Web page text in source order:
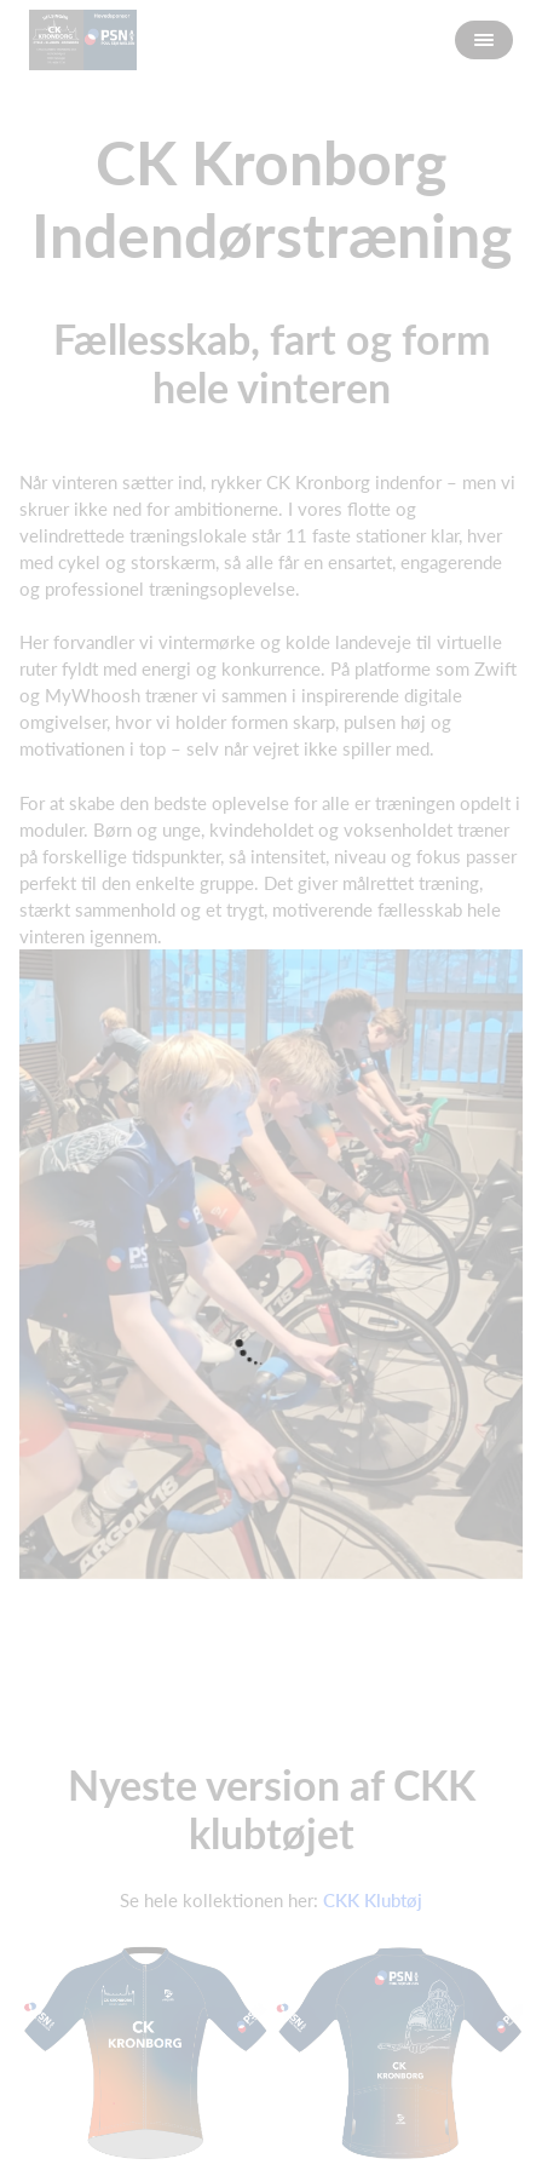
CK Kronborg
Indendørstræning
Fællesskab, fart og form
hele vinteren
Når vinteren sætter ind, rykker CK Kronborg indenfor – men vi
skruer ikke ned for ambitionerne. I vores flotte og
velindrettede træningslokale står 11 faste stationer klar, hver
med cykel og storskærm, så alle får en ensartet, engagerende
og professionel træningsoplevelse.
Her forvandler vi vintermørke og kolde landeveje til virtuelle
ruter fyldt med energi og konkurrence. På platforme som Zwift
og MyWhoosh træner vi sammen i inspirerende digitale
omgivelser, hvor vi holder formen skarp, pulsen høj og
motivationen i top – selv når vejret ikke spiller med.
For at skabe den bedste oplevelse for alle er træningen opdelt i
moduler. Børn og unge, kvindeholdet og voksenholdet træner
på forskellige tidspunkter, så intensitet, niveau og fokus passer
perfekt til den enkelte gruppe. Det giver målrettet træning,
stærkt sammenhold og et trygt, motiverende fællesskab hele
vinteren igennem.
Nyeste version af CKK
klubtøjet
Se hele kollektionen her: CKK Klubtøj